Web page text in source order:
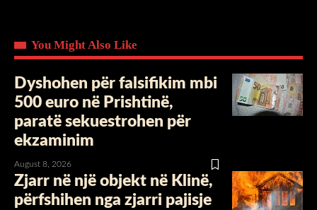
You Might Also Like
Dyshohen për falsifikim mbi
500 euro në Prishtinë,
paratë sekuestrohen për
ekzaminim
August 8, 2026
Zjarr në një objekt në Klinë,
përfshihen nga zjarri pajisje